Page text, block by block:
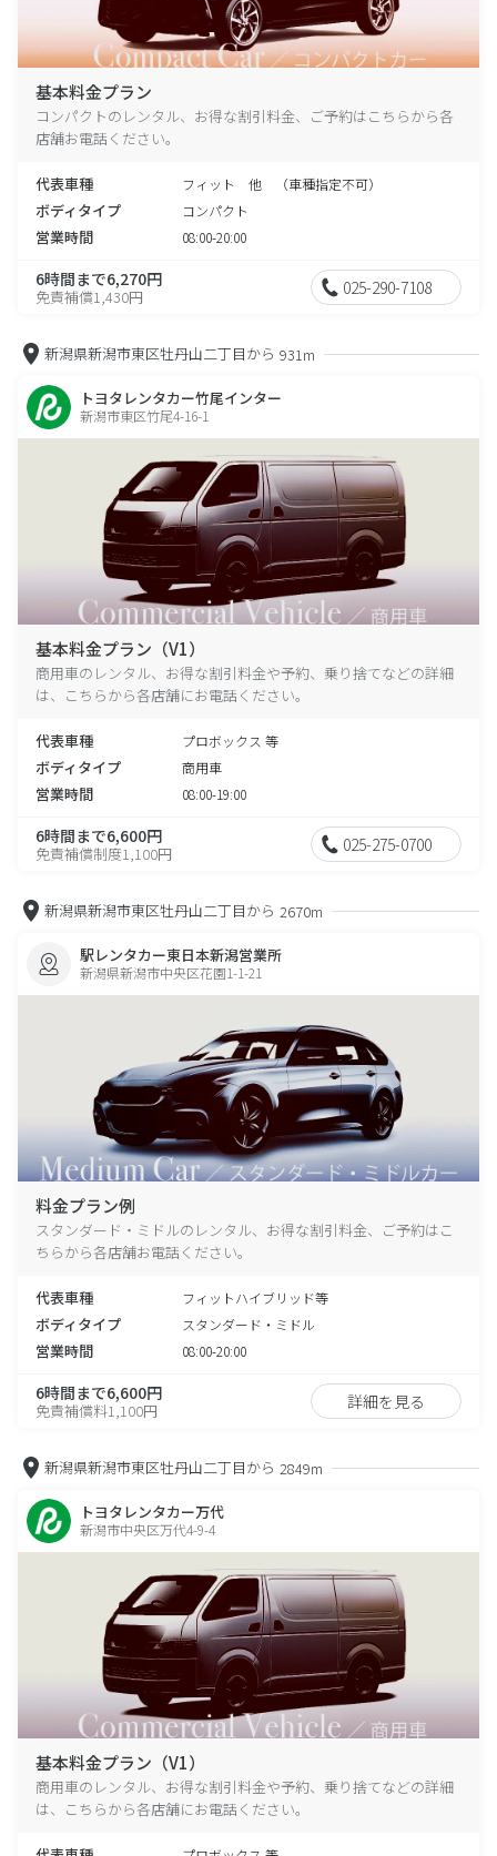
基本料金プラン
コンパクトのレンタル、お得な割引料金、ご予約はこちらから各
店舗お電話ください。
代表車種 フィット 他 （車種指定不可）
ボディタイプ コンパクト
営業時間 08:00-20:00
6時間まで6,270円
免責補償1,430円 025-290-7108
新潟県新潟市東区牡丹山二丁目から 931m
トヨタレンタカー竹尾インター
新潟市東区竹尾4-16-1
基本料金プラン（V1）
商用車のレンタル、お得な割引料金や予約、乗り捨てなどの詳細
は、こちらから各店舗にお電話ください。
代表車種 プロボックス 等
ボディタイプ 商用車
営業時間 08:00-19:00
6時間まで6,600円
免責補償制度1,100円 025-275-0700
新潟県新潟市東区牡丹山二丁目から 2670m
駅レンタカー東日本新潟営業所
新潟県新潟市中央区花園1-1-21
料金プラン例
スタンダード・ミドルのレンタル、お得な割引料金、ご予約はこ
ちらから各店舗お電話ください。
代表車種 フィットハイブリッド等
ボディタイプ スタンダード・ミドル
営業時間 08:00-20:00
6時間まで6,600円
免責補償料1,100円 詳細を見る
新潟県新潟市東区牡丹山二丁目から 2849m
トヨタレンタカー万代
新潟市中央区万代4-9-4
基本料金プラン（V1）
商用車のレンタル、お得な割引料金や予約、乗り捨てなどの詳細
は、こちらから各店舗にお電話ください。